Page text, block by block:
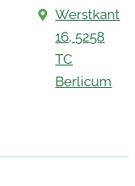
Werstkant
16, 5258
TC
Berlicum